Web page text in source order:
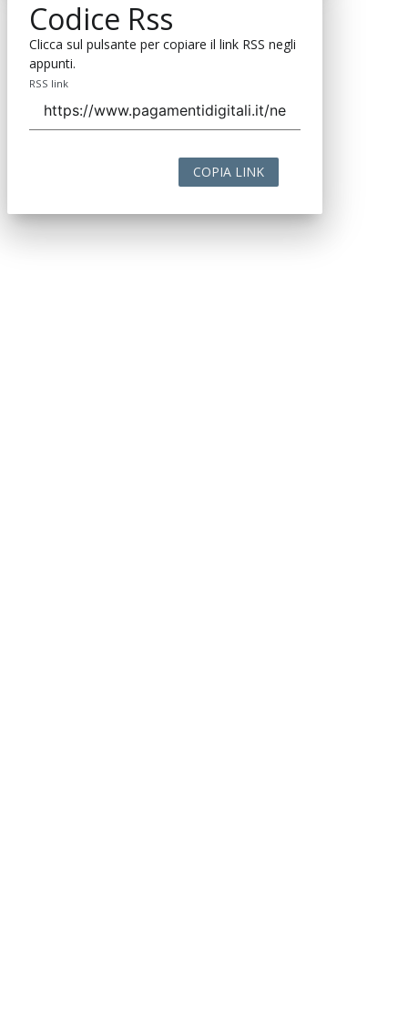
Codice Rss
Clicca sul pulsante per copiare il link RSS negli
appunti.
RSS link
COPIA LINK